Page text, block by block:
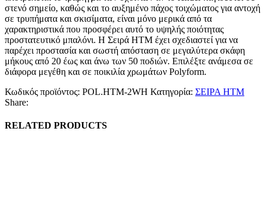
στενό σημείο, καθώς και το αυξημένο πάχος τοιχώματος για αντοχή
σε τρυπήματα και σκισίματα, είναι μόνο μερικά από τα
χαρακτηριστικά που προσφέρει αυτό το υψηλής ποιότητας
προστατευτικό μπαλόνι. Η Σειρά HTM έχει σχεδιαστεί για να
παρέχει προστασία και σωστή απόσταση σε μεγαλύτερα σκάφη
μήκους από 20 έως και άνω των 50 ποδιών. Επιλέξτε ανάμεσα σε
διάφορα μεγέθη και σε ποικιλία χρωμάτων Polyform.
Κωδικός προϊόντος: POL.HTM-2WH Κατηγορία: ΣΕΙΡΑ HTM
Share:
RELATED PRODUCTS